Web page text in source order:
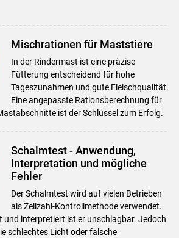
to main content
Mischrationen für Maststiere
In der Rindermast ist eine präzise
Fütterung entscheidend für hohe
Tageszunahmen und gute Fleischqualität.
Eine angepasste Rationsberechnung für
ist der Schlüssel zum Erfolg.
Schalmtest - Anwendung,
Interpretation und mögliche
Fehler
Der Schalmtest wird auf vielen Betrieben
als Zellzahl-Kontrollmethode verwendet.
und interpretiert ist er unschlagbar. Jedoch
schlechtes Licht oder falsche